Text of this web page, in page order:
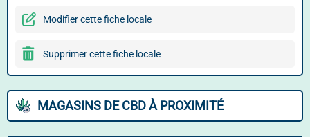
Modifier cette fiche locale
Supprimer cette fiche locale
MAGASINS DE CBD À PROXIMITÉ